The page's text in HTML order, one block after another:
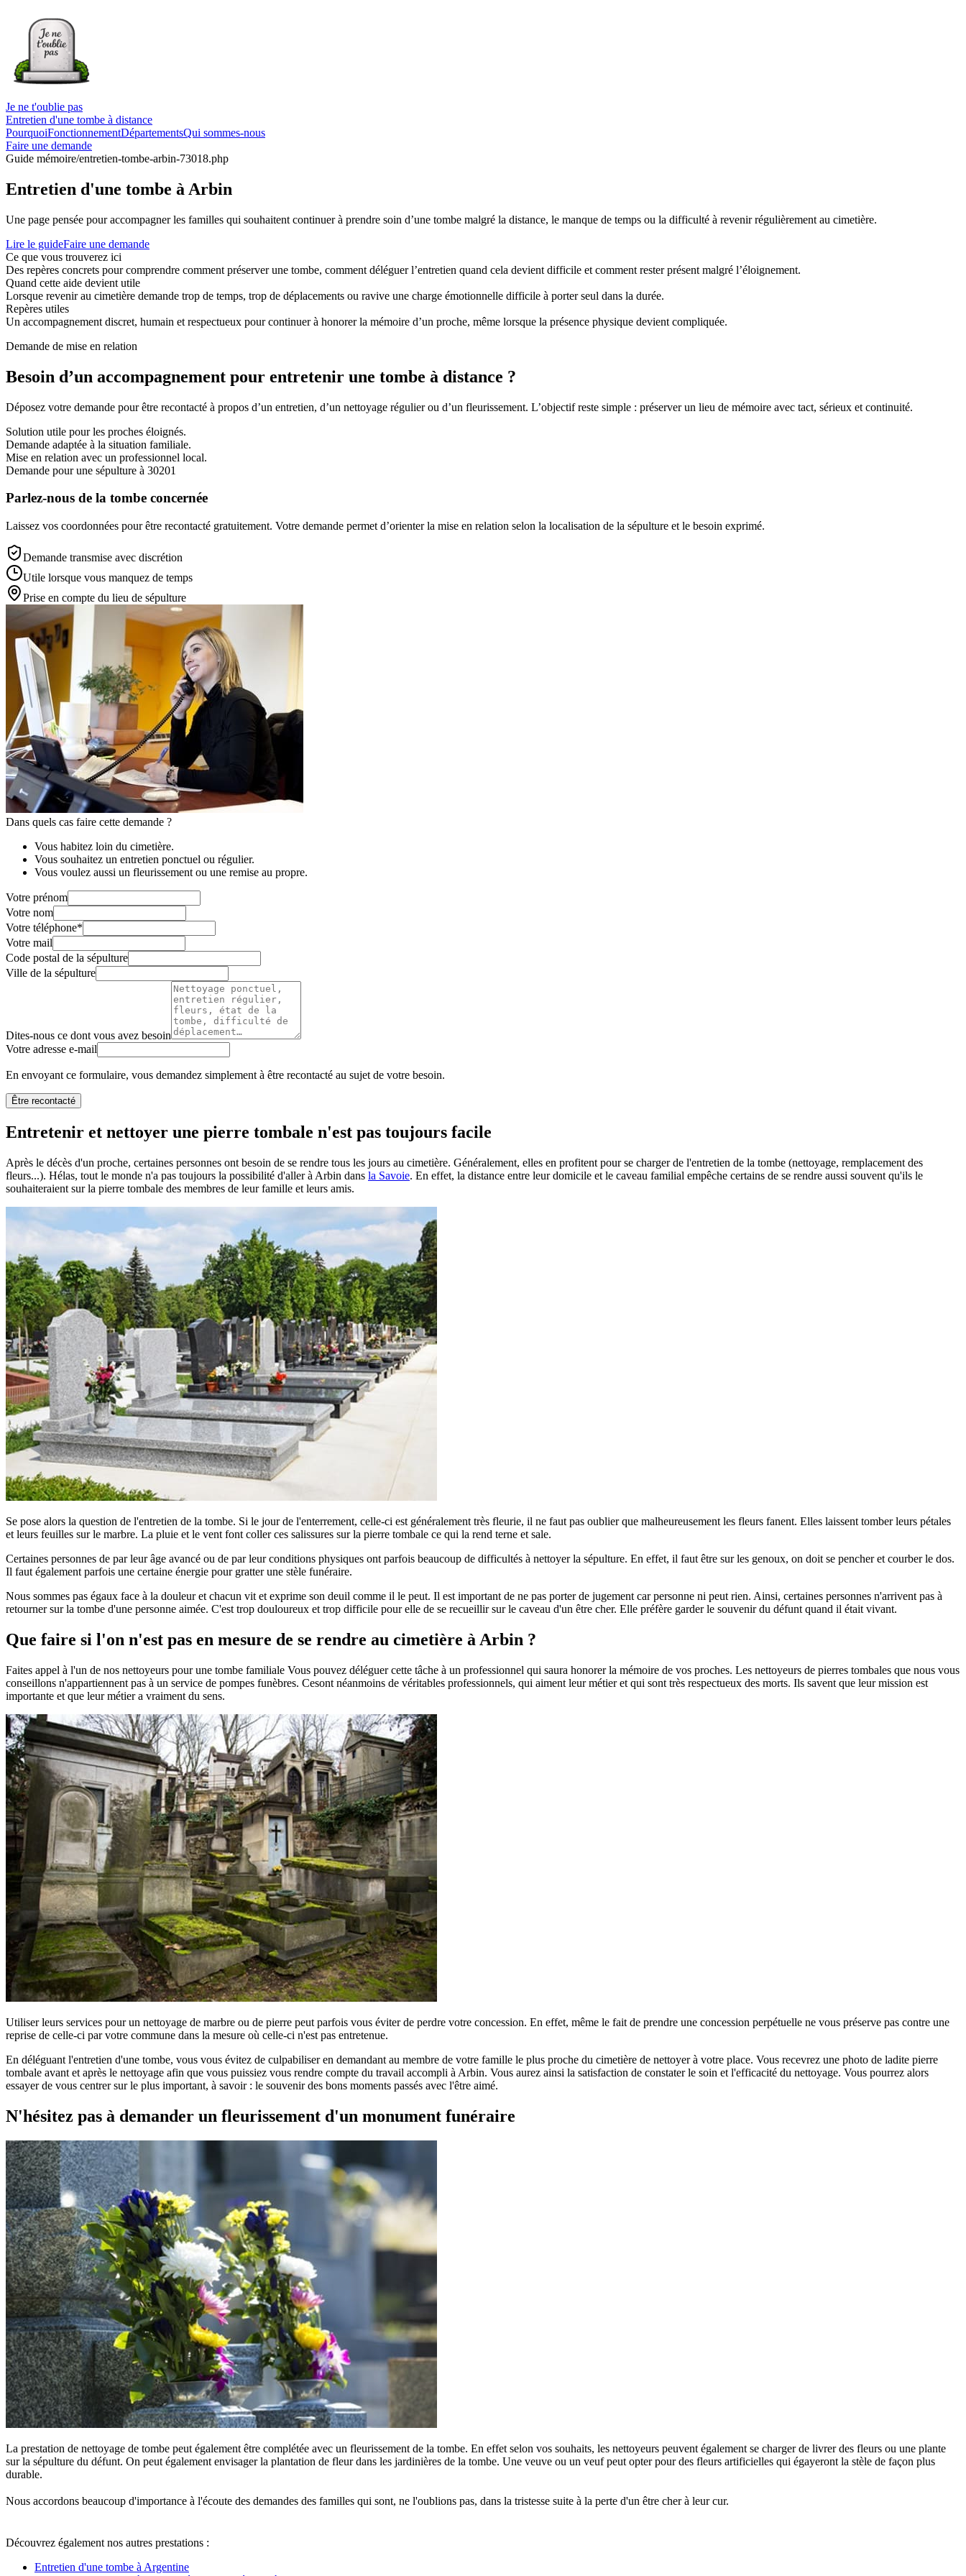
Je ne t'oublie pas
Entretien d'une tombe à distance
PourquoiFonctionnementDépartementsQui sommes-nous
Faire une demande
Guide mémoire/entretien-tombe-arbin-73018.php
Entretien d'une tombe à Arbin
Une page pensée pour accompagner les familles qui souhaitent continuer à prendre soin d’une tombe malgré la distance, le manque de temps ou la difficulté à revenir régulièrement au cimetière.
Lire le guideFaire une demande
Ce que vous trouverez ici
Des repères concrets pour comprendre comment préserver une tombe, comment déléguer l’entretien quand cela devient difficile et comment rester présent malgré l’éloignement.
Quand cette aide devient utile
Lorsque revenir au cimetière demande trop de temps, trop de déplacements ou ravive une charge émotionnelle difficile à porter seul dans la durée.
Repères utiles
Un accompagnement discret, humain et respectueux pour continuer à honorer la mémoire d’un proche, même lorsque la présence physique devient compliquée.
Demande de mise en relation
Besoin d’un accompagnement pour entretenir une tombe à distance ?
Déposez votre demande pour être recontacté à propos d’un entretien, d’un nettoyage régulier ou d’un fleurissement. L’objectif reste simple : préserver un lieu de mémoire avec tact, sérieux et continuité.
Solution utile pour les proches éloignés.
Demande adaptée à la situation familiale.
Mise en relation avec un professionnel local.
Demande pour une sépulture à 30201
Parlez-nous de la tombe concernée
Laissez vos coordonnées pour être recontacté gratuitement. Votre demande permet d’orienter la mise en relation selon la localisation de la sépulture et le besoin exprimé.
Demande transmise avec discrétion
Utile lorsque vous manquez de temps
Prise en compte du lieu de sépulture
Dans quels cas faire cette demande ?
Vous habitez loin du cimetière.
Vous souhaitez un entretien ponctuel ou régulier.
Vous voulez aussi un fleurissement ou une remise au propre.
Votre prénom
Votre nom
Votre téléphone*
Votre mail
Code postal de la sépulture
Ville de la sépulture
Dites-nous ce dont vous avez besoin
Votre adresse e-mail
En envoyant ce formulaire, vous demandez simplement à être recontacté au sujet de votre besoin.
Être recontacté
Entretenir et nettoyer une pierre tombale n'est pas toujours facile
Après le décès d'un proche, certaines personnes ont besoin de se rendre tous les jours au cimetière. Généralement, elles en profitent pour se charger de l'entretien de la tombe (nettoyage, remplacement des
fleurs...). Hélas, tout le monde n'a pas toujours la possibilité d'aller à Arbin dans la Savoie. En effet, la distance entre leur domicile et le caveau familial empêche certains de se rendre aussi souvent qu'ils le
souhaiteraient sur la pierre tombale des membres de leur famille et leurs amis.
Se pose alors la question de l'entretien de la tombe. Si le jour de l'enterrement, celle-ci est généralement très fleurie, il ne faut pas oublier que malheureusement les fleurs fanent. Elles laissent tomber leurs pétales
et leurs feuilles sur le marbre. La pluie et le vent font coller ces salissures sur la pierre tombale ce qui la rend terne et sale.
Certaines personnes de par leur âge avancé ou de par leur conditions physiques ont parfois beaucoup de difficultés à nettoyer la sépulture. En effet, il faut être sur les genoux, on doit se pencher et courber le dos.
Il faut également parfois une certaine énergie pour gratter une stèle funéraire.
Nous sommes pas égaux face à la douleur et chacun vit et exprime son deuil comme il le peut. Il est important de ne pas porter de jugement car personne ni peut rien. Ainsi, certaines personnes n'arrivent pas à
retourner sur la tombe d'une personne aimée. C'est trop douloureux et trop difficile pour elle de se recueillir sur le caveau d'un être cher. Elle préfère garder le souvenir du défunt quand il était vivant.
Que faire si l'on n'est pas en mesure de se rendre au cimetière à Arbin ?
Faites appel à l'un de nos nettoyeurs pour une tombe familiale Vous pouvez déléguer cette tâche à un professionnel qui saura honorer la mémoire de vos proches. Les nettoyeurs de pierres tombales que nous vous
conseillons n'appartiennent pas à un service de pompes funèbres. Cesont néanmoins de véritables professionnels, qui aiment leur métier et qui sont très respectueux des morts. Ils savent que leur mission est
importante et que leur métier a vraiment du sens.
Utiliser leurs services pour un nettoyage de marbre ou de pierre peut parfois vous éviter de perdre votre concession. En effet, même le fait de prendre une concession perpétuelle ne vous préserve pas contre une
reprise de celle-ci par votre commune dans la mesure où celle-ci n'est pas entretenue.
En déléguant l'entretien d'une tombe, vous vous évitez de culpabiliser en demandant au membre de votre famille le plus proche du cimetière de nettoyer à votre place. Vous recevrez une photo de ladite pierre
tombale avant et après le nettoyage afin que vous puissiez vous rendre compte du travail accompli à Arbin. Vous aurez ainsi la satisfaction de constater le soin et l'efficacité du nettoyage. Vous pourrez alors
essayer de vous centrer sur le plus important, à savoir : le souvenir des bons moments passés avec l'être aimé.
N'hésitez pas à demander un fleurissement d'un monument funéraire
La prestation de nettoyage de tombe peut également être complétée avec un fleurissement de la tombe. En effet selon vos souhaits, les nettoyeurs peuvent également se charger de livrer des fleurs ou une plante
sur la sépulture du défunt. On peut également envisager la plantation de fleur dans les jardinières de la tombe. Une veuve ou un veuf peut opter pour des fleurs artificielles qui égayeront la stèle de façon plus
durable.
Nous accordons beaucoup d'importance à l'écoute des demandes des familles qui sont, ne l'oublions pas, dans la tristesse suite à la perte d'un être cher à leur cur.
Découvrez également nos autres prestations :
Entretien d'une tombe à Argentine